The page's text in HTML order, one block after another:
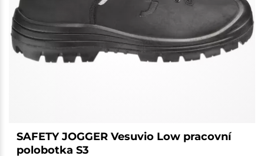
SAFETY JOGGER Vesuvio Low pracovní
polobotka S3